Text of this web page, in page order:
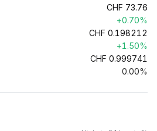
CHF 73.76
+0.70%
CHF 0.198212
+1.50%
CHF 0.999741
0.00%